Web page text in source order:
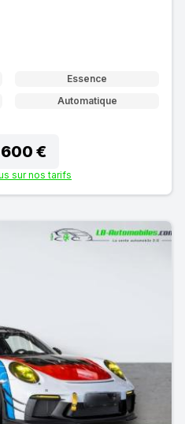
Essence
Automatique
600 €
sur nos tarifs